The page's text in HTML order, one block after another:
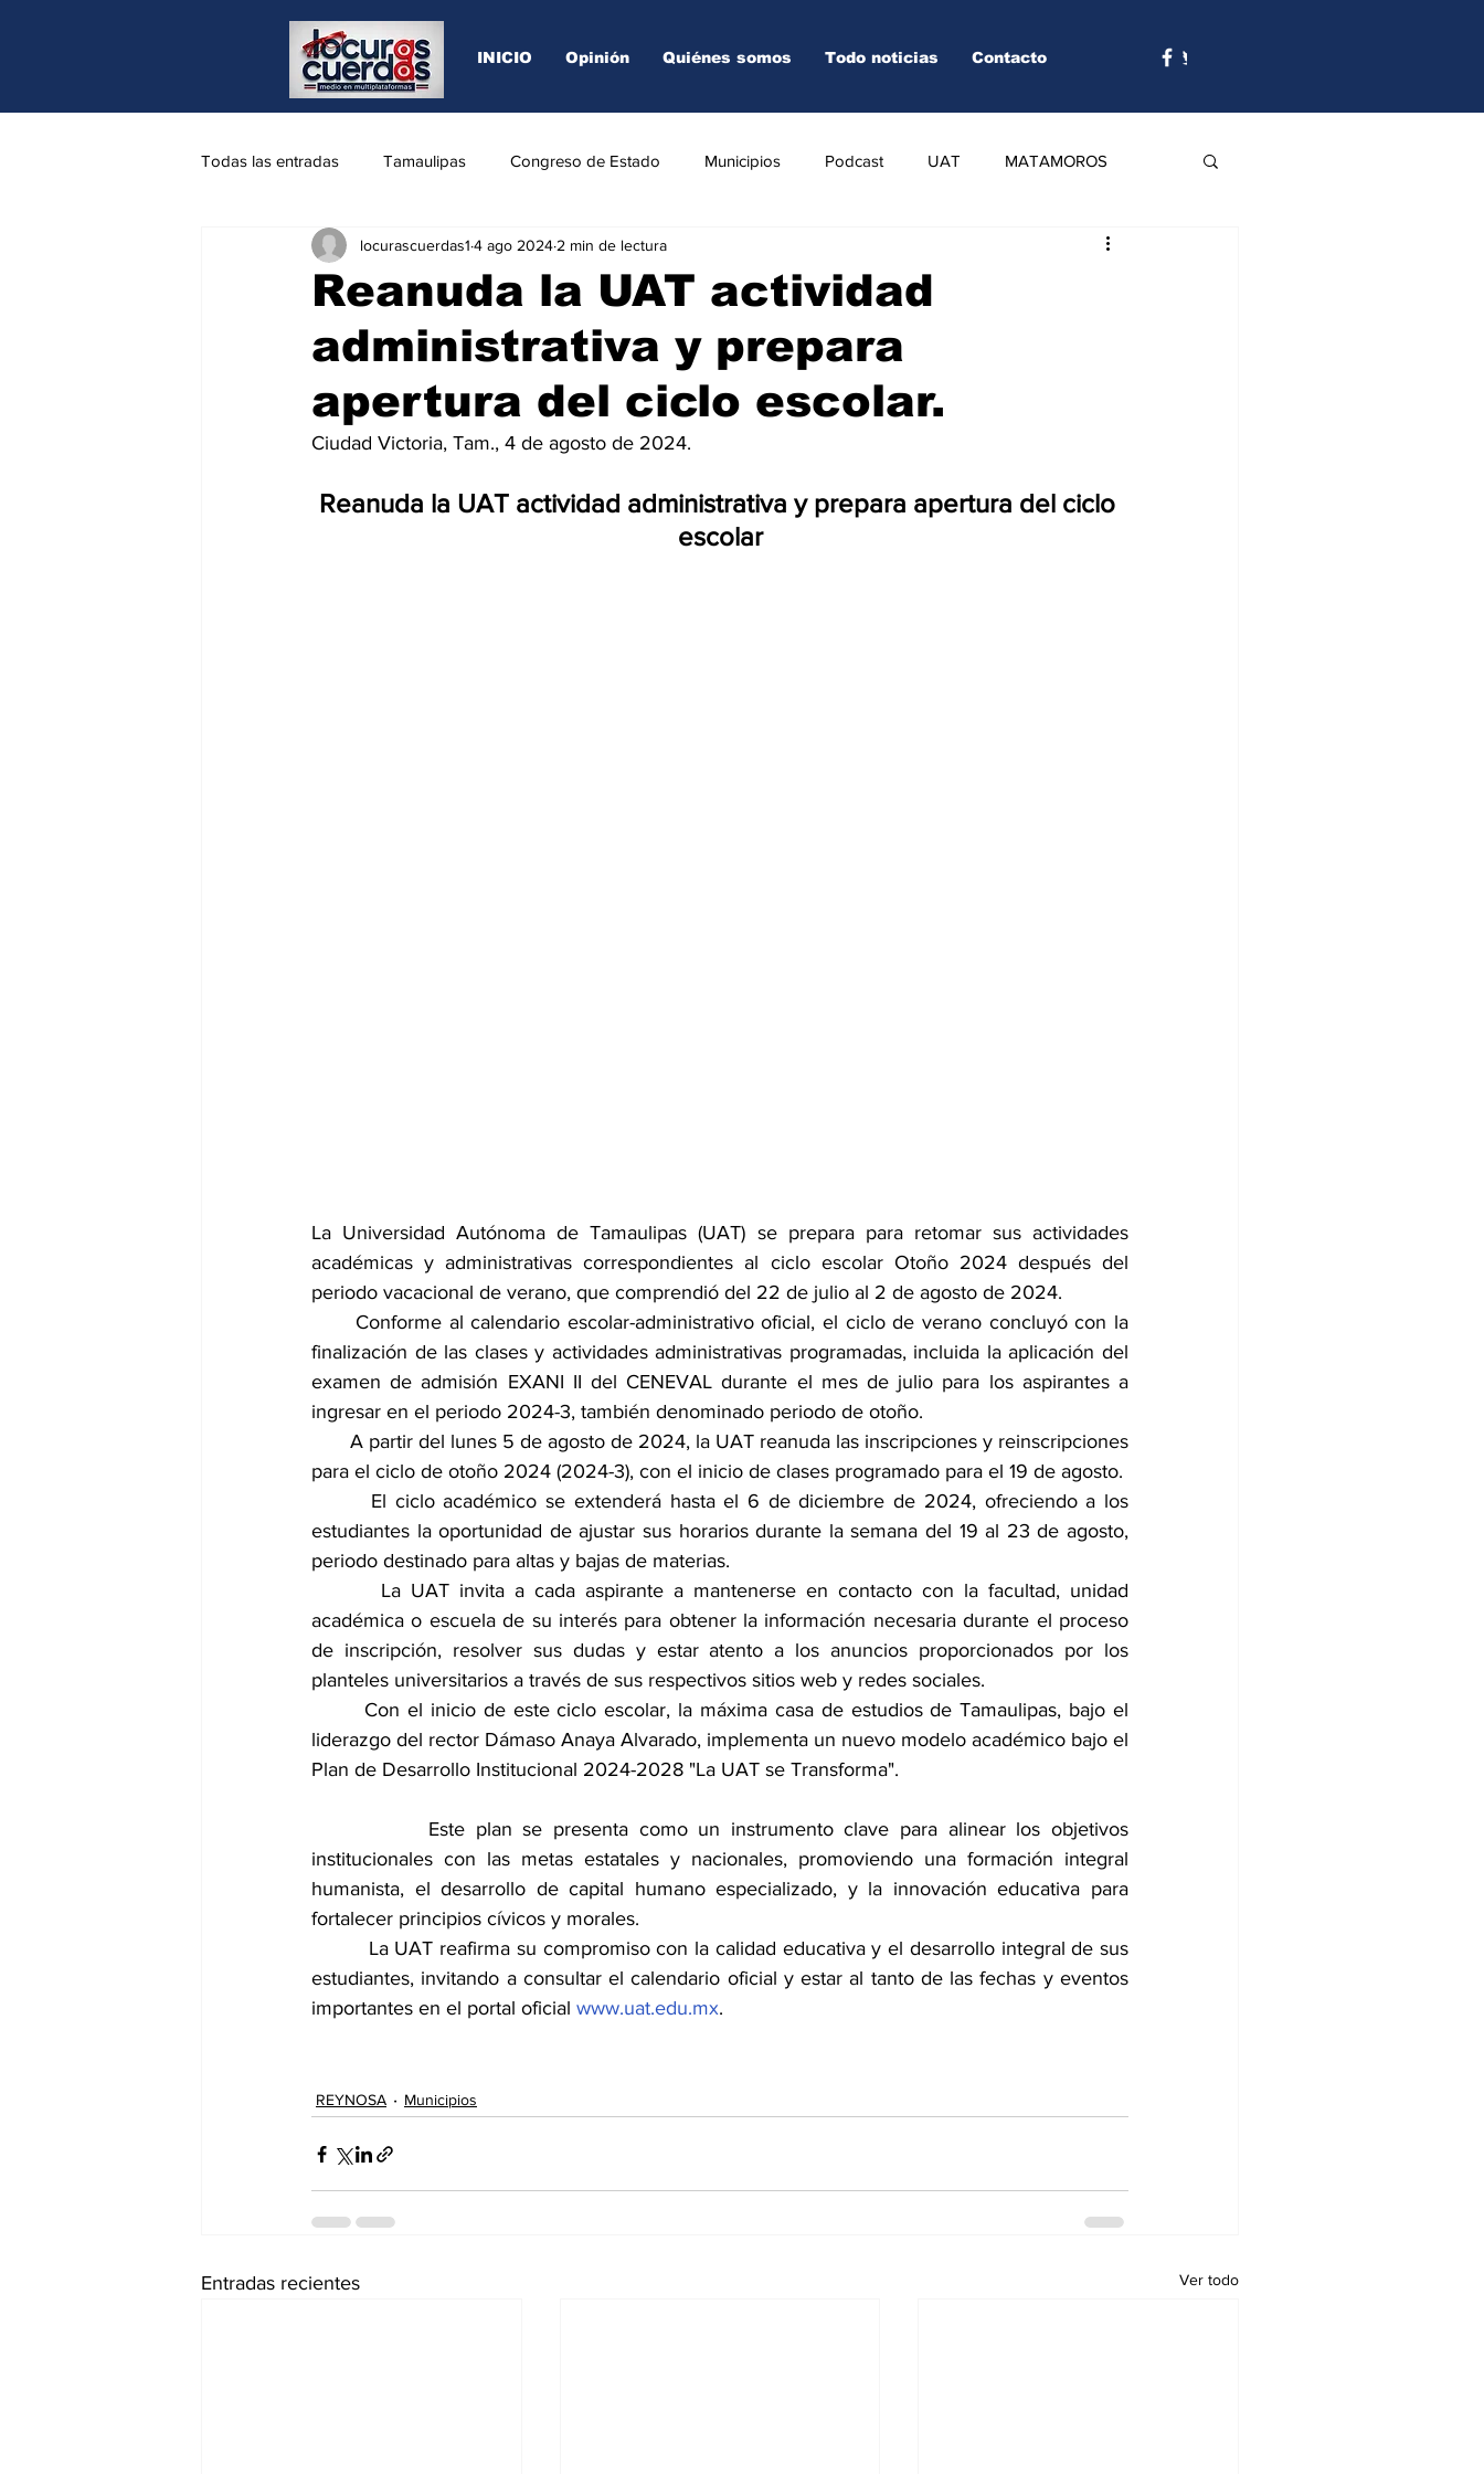
INICIO Opinión Quiénes somos Todo noticias Contacto
Todas las entradas Tamaulipas Congreso de Estado Municipios Podcast UAT MATAMOROS
REYNOSA N.LAREDO TAMPICO
Reanuda la UAT actividad
administrativa y prepara
apertura del ciclo escolar.
locurascuerdas1 4 ago 2024 2 min de lectura
Ciudad Victoria, Tam., 4 de agosto de 2024.
Reanuda la UAT actividad administrativa y prepara apertura del ciclo
escolar
La Universidad Autónoma de Tamaulipas (UAT) se prepara para retomar sus actividades
académicas y administrativas correspondientes al ciclo escolar Otoño 2024 después del
periodo vacacional de verano, que comprendió del 22 de julio al 2 de agosto de 2024.
Conforme al calendario escolar-administrativo oficial, el ciclo de verano concluyó con la
finalización de las clases y actividades administrativas programadas, incluida la aplicación del
examen de admisión EXANI II del CENEVAL durante el mes de julio para los aspirantes a
ingresar en el periodo 2024-3, también denominado periodo de otoño.
A partir del lunes 5 de agosto de 2024, la UAT reanuda las inscripciones y reinscripciones
para el ciclo de otoño 2024 (2024-3), con el inicio de clases programado para el 19 de agosto.
El ciclo académico se extenderá hasta el 6 de diciembre de 2024, ofreciendo a los
estudiantes la oportunidad de ajustar sus horarios durante la semana del 19 al 23 de agosto,
periodo destinado para altas y bajas de materias.
La UAT invita a cada aspirante a mantenerse en contacto con la facultad, unidad
académica o escuela de su interés para obtener la información necesaria durante el proceso
de inscripción, resolver sus dudas y estar atento a los anuncios proporcionados por los
planteles universitarios a través de sus respectivos sitios web y redes sociales.
Con el inicio de este ciclo escolar, la máxima casa de estudios de Tamaulipas, bajo el
liderazgo del rector Dámaso Anaya Alvarado, implementa un nuevo modelo académico bajo el
Plan de Desarrollo Institucional 2024-2028 "La UAT se Transforma".
Este plan se presenta como un instrumento clave para alinear los objetivos
institucionales con las metas estatales y nacionales, promoviendo una formación integral
humanista, el desarrollo de capital humano especializado, y la innovación educativa para
fortalecer principios cívicos y morales.
La UAT reafirma su compromiso con la calidad educativa y el desarrollo integral de sus
estudiantes, invitando a consultar el calendario oficial y estar al tanto de las fechas y eventos
importantes en el portal oficial www.uat.edu.mx.
REYNOSA Municipios
Entradas recientes Ver todo